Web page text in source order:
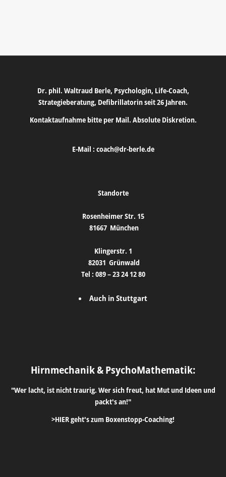
Dr. phil. Waltraud Berle, Psychologin, Life-Coach,
Strategieberatung, Defibrillatorin seit 26 Jahren.
Kontaktaufnahme bitte per Mail. Absolute Diskretion.
E-Mail : coach@dr-berle.de
Standorte
Rosenheimer Str. 15
81667 München
Klingerstr. 1
82031 Grünwald
Tel : 089 – 23 24 12 80
Auch in Stuttgart
Hirnmechanik & PsychoMathematik:
"Wer lacht, ist nicht traurig. Wer sich freut, hat Mut und Ideen und
packt's an!"
>HIER geht's zum Boxenstopp-Coaching!